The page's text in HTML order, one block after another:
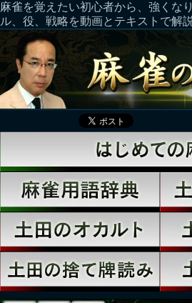
麻雀を覚えたい初心者から、強くな
ル、役、戦略を動画とテキストで解説